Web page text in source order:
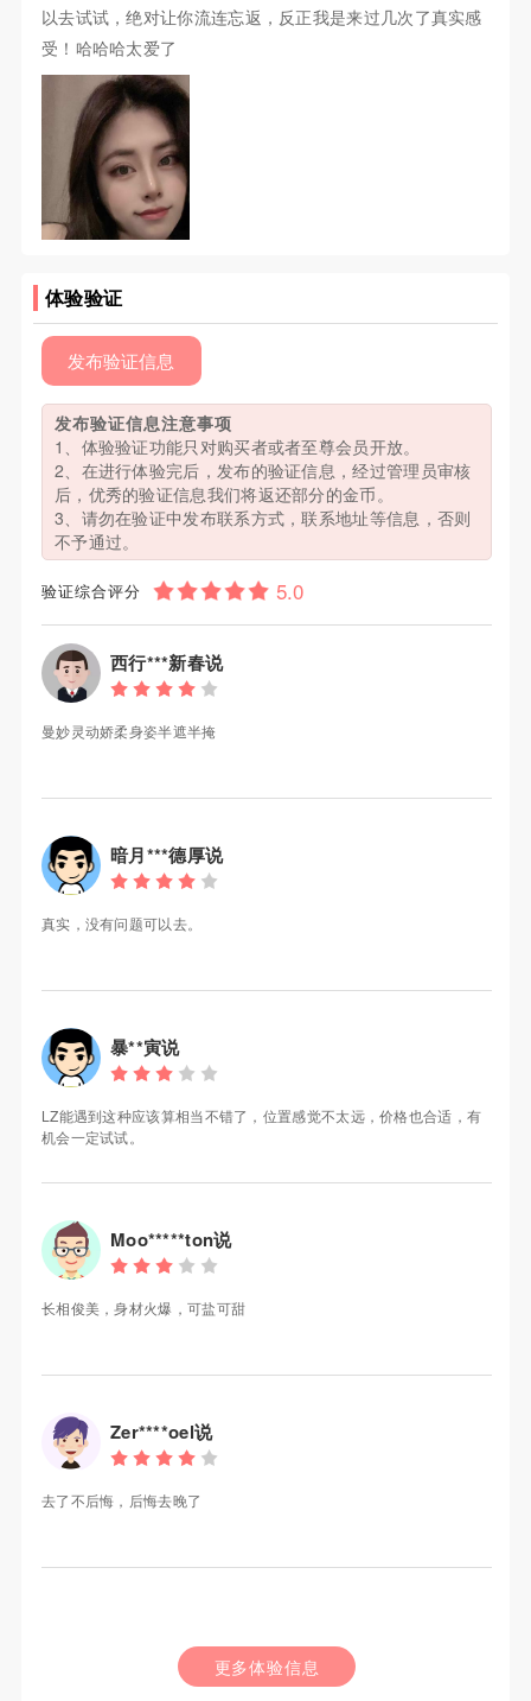
以去试试，绝对让你流连忘返，反正我是来过几次了真实感
受！哈哈哈太爱了
体验验证
发布验证信息
发布验证信息注意事项
1、体验验证功能只对购买者或者至尊会员开放。
2、在进行体验完后，发布的验证信息，经过管理员审核
后，优秀的验证信息我们将返还部分的金币。
3、请勿在验证中发布联系方式，联系地址等信息，否则
不予通过。
验证综合评分
西行***新春说
曼妙灵动娇柔身姿半遮半掩
暗月***德厚说
真实，没有问题可以去。
暴**寅说
LZ能遇到这种应该算相当不错了，位置感觉不太远，价格也合适，有
机会一定试试。
Moo*****ton说
长相俊美，身材火爆，可盐可甜
Zer****oel说
去了不后悔，后悔去晚了
更多体验信息